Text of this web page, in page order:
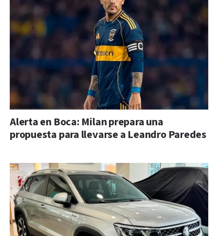
Alerta en Boca: Milan prepara una
propuesta para llevarse a Leandro Paredes